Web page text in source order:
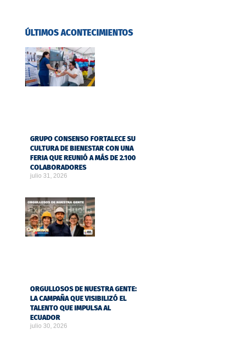
ÚLTIMOS ACONTECIMIENTOS
GRUPO CONSENSO FORTALECE SU
CULTURA DE BIENESTAR CON UNA
FERIA QUE REUNIÓ A MÁS DE 2.100
COLABORADORES
julio 31, 2026
ORGULLOSOS DE NUESTRA GENTE:
LA CAMPAÑA QUE VISIBILIZÓ EL
TALENTO QUE IMPULSA AL
ECUADOR
julio 30, 2026